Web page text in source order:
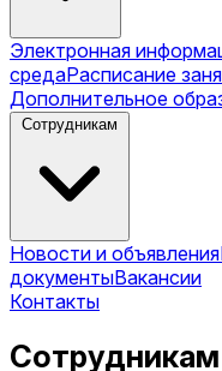
Электронная
средаРасписание
Дополнительное
Сотрудникам
Новости и объявления
документыВакансии
Контакты
Сотрудникам